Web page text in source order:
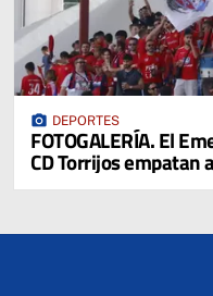
photo_camera DEPORTES
FOTOGALERÍA. El
CD Torrijos empatan